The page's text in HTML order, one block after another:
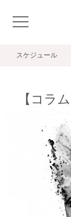
navigation
スケジュール
【コラ